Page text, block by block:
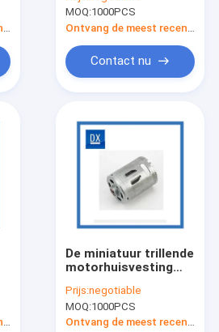
MOQ:1000PCS
Contact nu
Ontvang de meest recente Prijs
De miniatuur trillende
motorhuisvesting
stempelen diep
Prijs:negotiable
MOQ:1000PCS
Ontvang de meest recente Prijs